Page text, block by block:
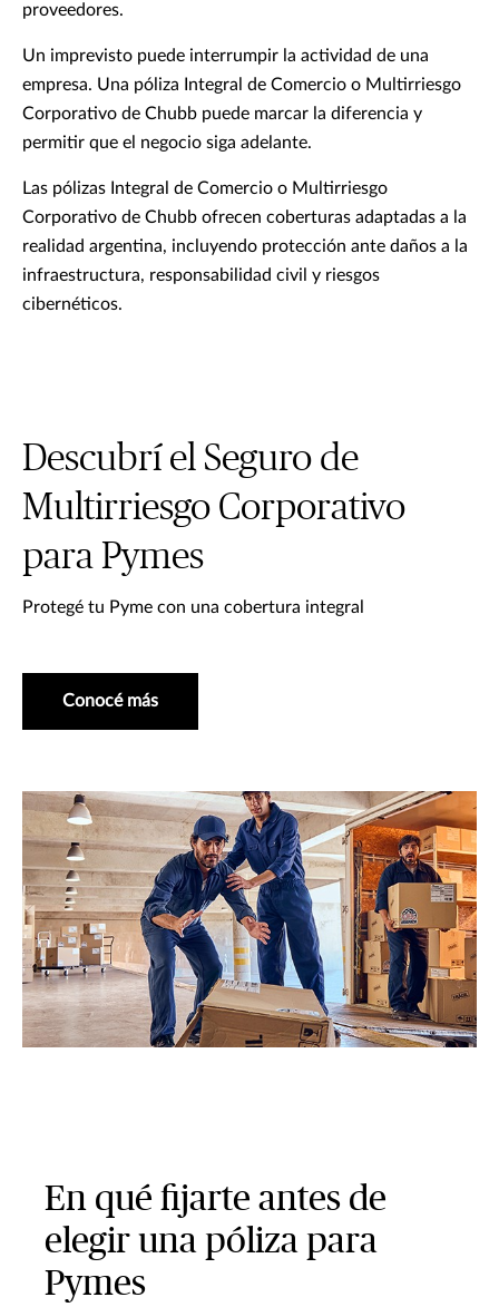
proveedores.
Un imprevisto puede interrumpir la actividad de una
empresa. Una póliza Integral de Comercio o Multirriesgo
Corporativo de Chubb puede marcar la diferencia y
permitir que el negocio siga adelante.
Las pólizas Integral de Comercio o Multirriesgo
Corporativo de Chubb ofrecen coberturas adaptadas a la
realidad argentina, incluyendo protección ante daños a la
infraestructura, responsabilidad civil y riesgos
cibernéticos.
Descubrí el Seguro de
Multirriesgo Corporativo
para Pymes
Protegé tu Pyme con una cobertura integral
Conocé más
En qué fijarte antes de
elegir una póliza para
Pymes